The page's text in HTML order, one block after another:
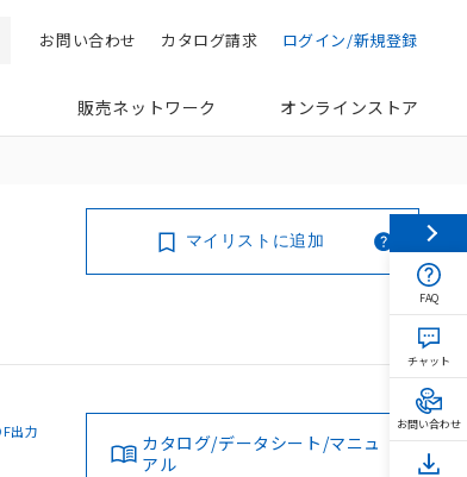
検索 ログイン/新規登録
カタログ請求
お問い合わせ
販売ネットワーク オンラインストア
マイリストに追加
出力
カタログ/データシート/マニュ
アル
FAQ
チャット
お問い合わせ